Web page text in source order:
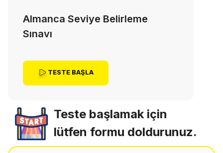
Almanca Seviye Belirleme
Sınavı
TESTE BAŞLA
Teste başlamak için
lütfen formu doldurunuz.